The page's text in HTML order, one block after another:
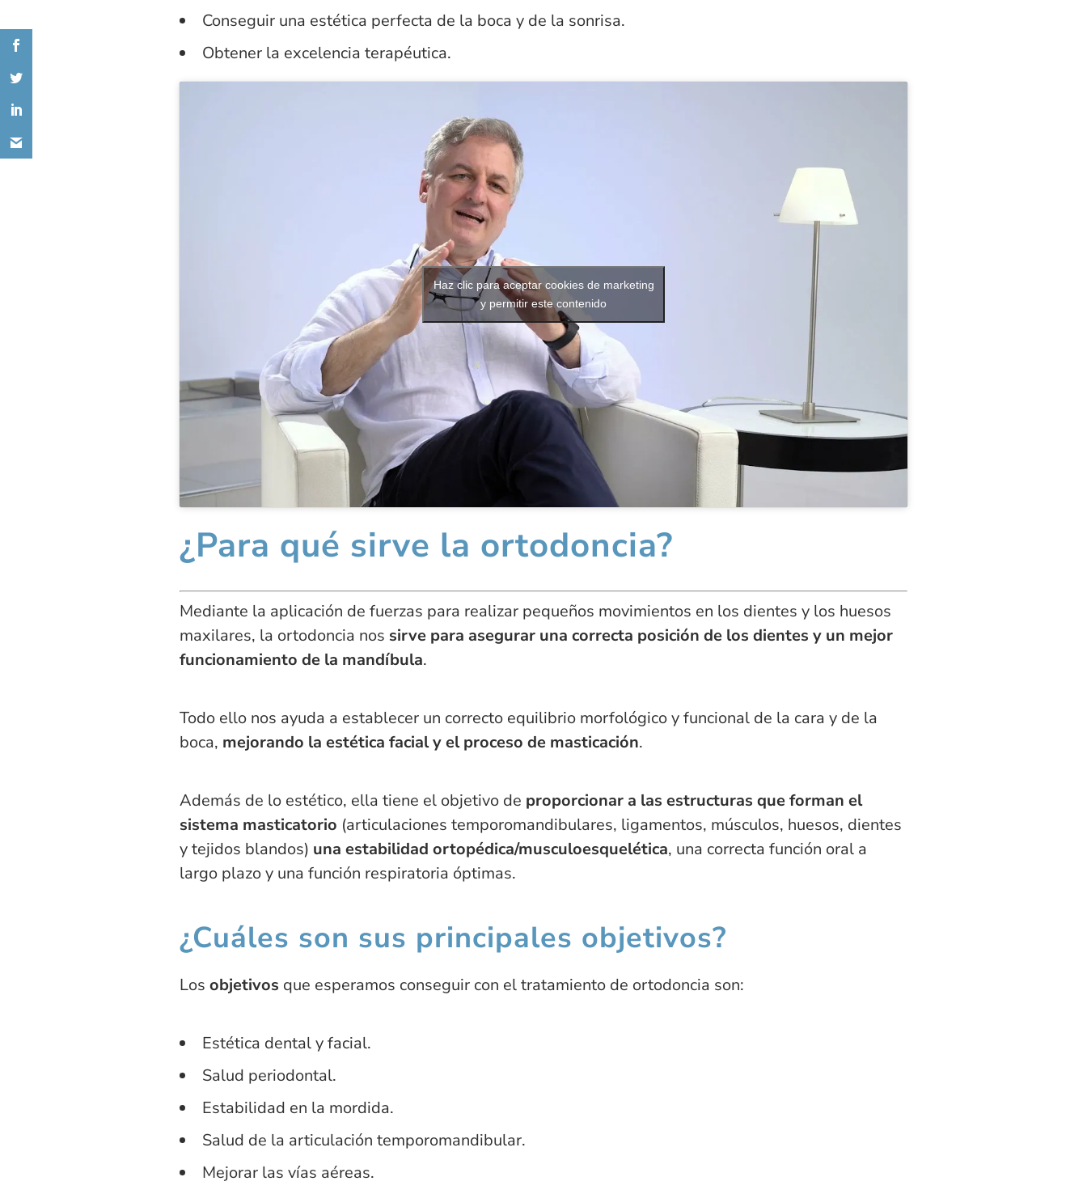
Conseguir una estética perfecta de la boca y de la sonrisa.
Obtener la excelencia terapéutica.
Haz clic para aceptar cookies de marketing
y permitir este contenido
¿Para qué sirve la ortodoncia?
Mediante la aplicación de fuerzas para realizar pequeños movimientos en los dientes y los huesos
maxilares, la ortodoncia nos sirve para asegurar una correcta posición de los dientes y un mejor
funcionamiento de la mandíbula.
Todo ello nos ayuda a establecer un correcto equilibrio morfológico y funcional de la cara y de la
boca, mejorando la estética facial y el proceso de masticación.
Además de lo estético, ella tiene el objetivo de proporcionar a las estructuras que forman el
sistema masticatorio (articulaciones temporomandibulares, ligamentos, músculos, huesos, dientes
y tejidos blandos) una estabilidad ortopédica/musculoesquelética, una correcta función oral a
largo plazo y una función respiratoria óptimas.
¿Cuáles son sus principales objetivos?
Los objetivos que esperamos conseguir con el tratamiento de ortodoncia son:
Estética dental y facial.
Salud periodontal.
Estabilidad en la mordida.
Salud de la articulación temporomandibular.
Mejorar las vías aéreas.